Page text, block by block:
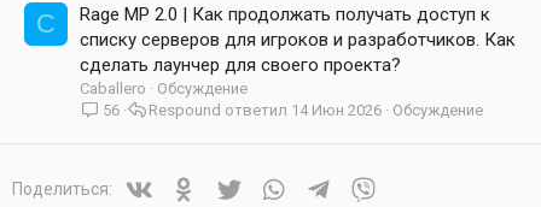
C
Rage MP 2.0 | Как продолжать получать доступ к
списку серверов для игроков и разработчиков. Как
сделать лаунчер для своего проекта?
Caballero
Обсуждение
56
Обсуждение
14 Июн 2026
Respound
Поделиться: VkontakteOdnoklassniki
Twitter WhatsAppTelegram